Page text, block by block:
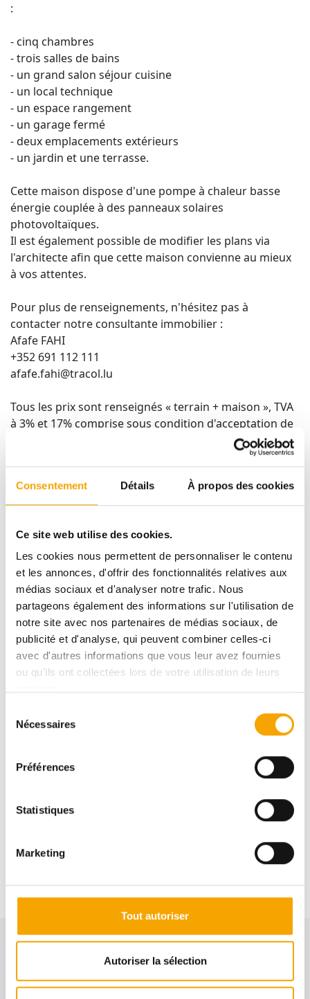
Consentement Détails À propos des cookies
Ce site web utilise des cookies.
Les cookies nous permettent de personnaliser le contenu
et les annonces, d'offrir des fonctionnalités relatives aux
médias sociaux et d'analyser notre trafic. Nous
partageons également des informations sur l'utilisation de
notre site avec nos partenaires de médias sociaux, de
publicité et d'analyse, qui peuvent combiner celles-ci
avec d'autres informations que vous leur avez fournies
ou qu'ils ont collectées lors de votre utilisation de leurs
Nécessaires
Préférences
Statistiques
Marketing
Tout autoriser
Autoriser la sélection
DESCRIPTIF
GARNICH
LOT 14 - LOTISSEMENT GARNICH
DPE :AAA
1 691 343,00 €
prendre contact avec
+352691112111
:
- cinq chambres
- trois salles de bains
- un grand salon séjour cuisine
- un local technique
- un espace rangement
- un garage fermé
- deux emplacements extérieurs
- un jardin et une terrasse.
Cette maison dispose d'une pompe à chaleur basse
énergie couplée à des panneaux solaires
photovoltaïques.
Il est également possible de modifier les plans via
l'architecte afin que cette maison convienne au mieux
à vos attentes.
Pour plus de renseignements, n'hésitez pas à
contacter notre consultante immobilier :
Afafe FAHI
+352 691 112 111
afafe.fahi@tracol.lu
Tous les prix sont renseignés « terrain + maison », TVA
à 3% et 17% comprise sous condition d'acceptation de
votre dossier par l'administration de l'enregistrement